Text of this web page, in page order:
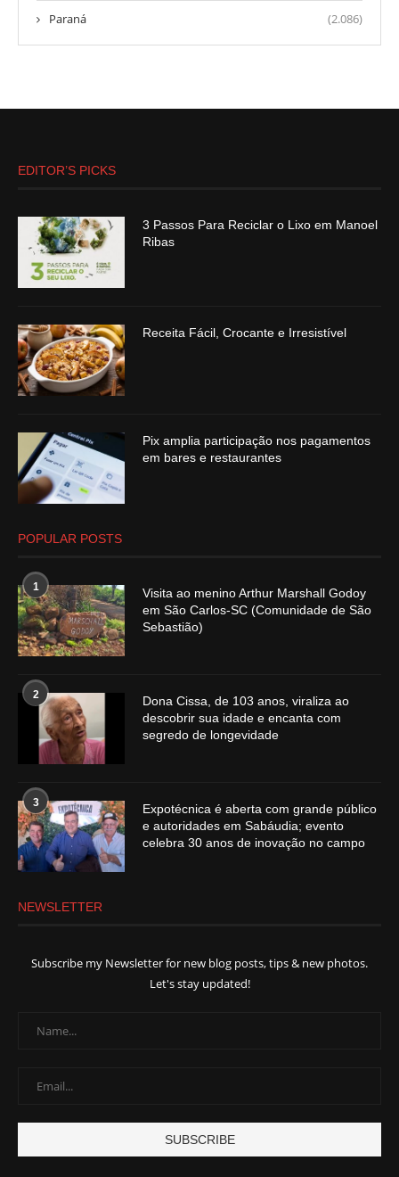
Paraná (2.086)
EDITOR’S PICKS
3 Passos Para Reciclar o Lixo em Manoel
Ribas
Receita Fácil, Crocante e Irresistível
Pix amplia participação nos pagamentos
em bares e restaurantes
POPULAR POSTS
1
Visita ao menino Arthur Marshall Godoy
em São Carlos-SC (Comunidade de São
Sebastião)
2
Dona Cissa, de 103 anos, viraliza ao
descobrir sua idade e encanta com
segredo de longevidade
3
Expotécnica é aberta com grande público
e autoridades em Sabáudia; evento
celebra 30 anos de inovação no campo
NEWSLETTER
Subscribe my Newsletter for new blog posts, tips & new photos.
Let's stay updated!